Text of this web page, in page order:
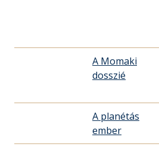
A Momaki
dosszié
A planétás
ember